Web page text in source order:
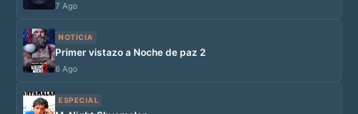
7 Ago
NOTICIA
Primer vistazo a Noche de paz 2
6 Ago
ESPECIAL